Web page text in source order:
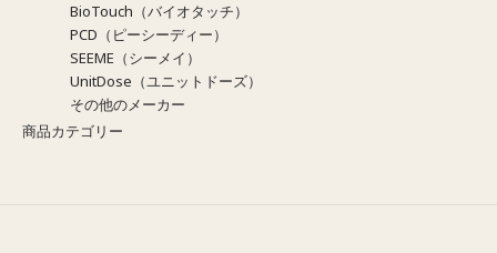
BioTouch（バイオタッチ）
PCD（ピーシーディー）
SEEME（シーメイ）
UnitDose（ユニットドーズ）
その他のメーカー
商品カテゴリー